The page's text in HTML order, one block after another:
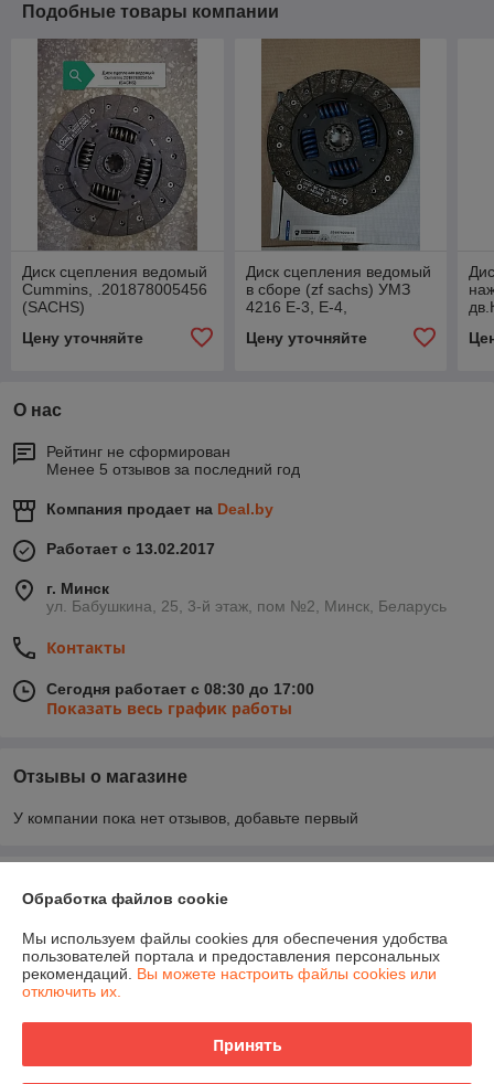
Подобные товары компании
Диск сцепления ведомый
Cummins, .201878005456
(SACHS)
Цену уточняйте
Диск сцепления ведомый
в сборе (zf sachs) УМЗ
4216 Е-3, Е-4,
Цену уточняйте
О нас
Рейтинг не сформирован
Менее 5 отзывов за последний год
Компания продает на Deal.by
Работает с 13.02.2017
г. Минск
ул. Бабушкина, 25, 3-й этаж, пом №2, Минск, Беларусь
Контакты
Сегодня работает с 08:30 до 17:00
Показать весь график работы
Отзывы о магазине
У компании пока нет отзывов, добавьте первый
Контакты
Доставка и оплата
Обработка файлов cookie
Мы используем файлы cookies для обеспечения удобства
пользователей портала и предоставления персональных
рекомендаций. Вы можете настроить файлы cookies или
отключить их.
Принять